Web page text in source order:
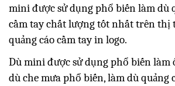
mini được sử dụng phổ biến làm dù
cầm tay chất lượng tốt nhất trên thị
quảng cáo cầm tay in logo.
Dù mini được sử dụng phổ biến làm
dù che mưa phổ biến, làm dù quảng